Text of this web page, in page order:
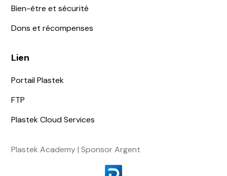
Bien-être et sécurité
Dons et récompenses
Lien
Portail Plastek
FTP
Plastek Cloud Services
Plastek Academy | Sponsor Argent